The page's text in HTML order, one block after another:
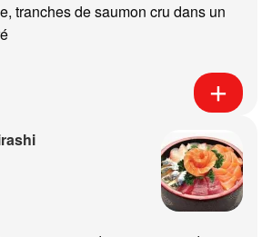
tranches de saumon cru dans un